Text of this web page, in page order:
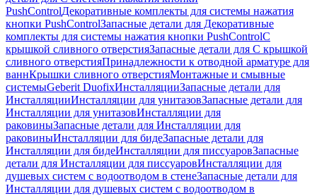
PushControlДекоративные комплекты для системы нажатия
кнопки PushControlЗапасные детали для Декоративные
комплекты для системы нажатия кнопки PushControlС
крышкой сливного отверстияЗапасные детали для С крышкой
сливного отверстияПринадлежности к отводной арматуре для
ваннКрышки сливного отверстияМонтажные и смывные
системыGeberit DuofixИнсталляцииЗапасные детали для
ИнсталляцииИнсталляции для унитазовЗапасные детали для
Инсталляции для унитазовИнсталляции для
раковиныЗапасные детали для Инсталляции для
раковиныИнсталляции для бидеЗапасные детали для
Инсталляции для бидеИнсталляции для писсуаровЗапасные
детали для Инсталляции для писсуаровИнсталляции для
душевых систем с водоотводом в стенеЗапасные детали для
Инсталляции для душевых систем с водоотводом в